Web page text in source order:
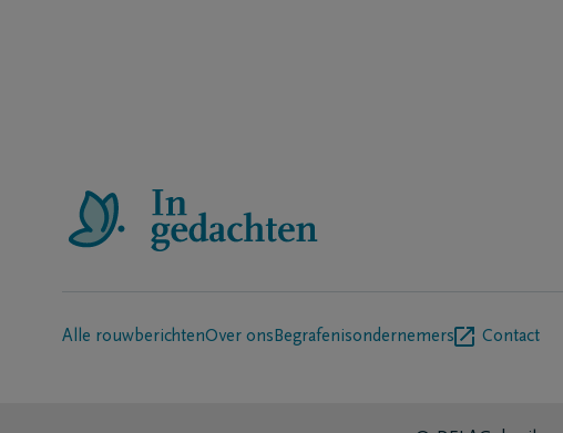
Alle rouwberichtenOver ons Begrafenisondernemers Contact